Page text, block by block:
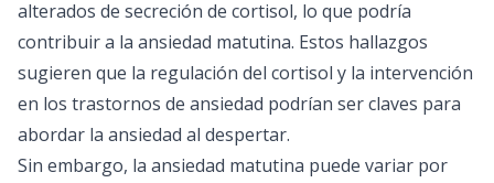
alterados de secreción de cortisol, lo que podría
contribuir a la ansiedad matutina. Estos hallazgos
sugieren que la regulación del cortisol y la intervención
en los trastornos de ansiedad podrían ser claves para
abordar la ansiedad al despertar.
Sin embargo, la ansiedad matutina puede variar por